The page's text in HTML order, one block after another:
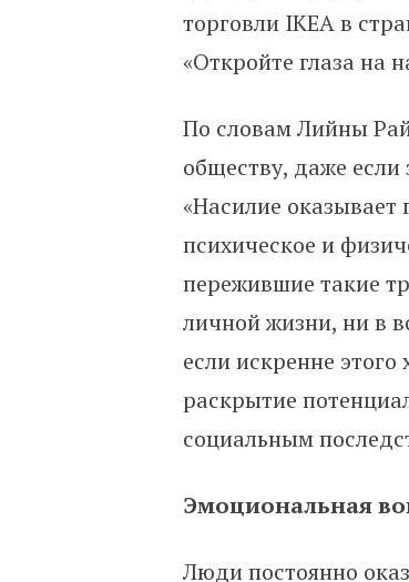
торговли IKEA в
«Откройте глаза на
По словам Лийны
обществу, даже
«Насилие оказывает
психическое и
пережившие такие
личной жизни, ни в
если искренне
раскрытие
социальным
Эмоциональная
Люди постоянно